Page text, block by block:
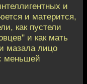
и
и матерится,
как пустели
и как мать
мазала лицо
меньшей